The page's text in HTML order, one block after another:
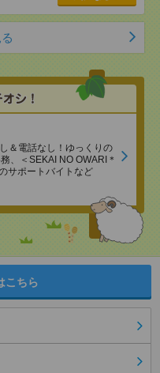
＆電話なし！ゆっくりの
、＜SEKAI NO OWARI＊
サポートバイトなど
こちら